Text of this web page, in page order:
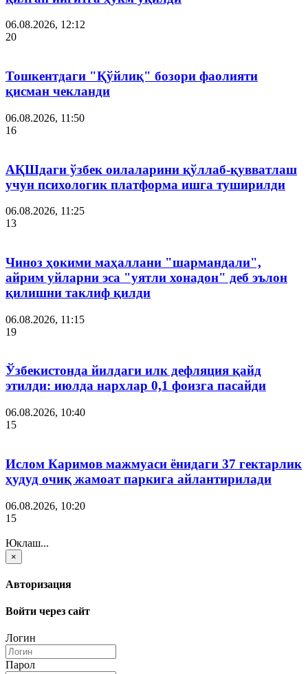
06.08.2026, 12:12
20
Тошкентдаги "Қўйлиқ" бозори фаолияти
қисман чекланди
06.08.2026, 11:50
16
АҚШдаги ўзбек оилаларини қўллаб-қувватлаш
учун психологик платформа ишга туширилди
06.08.2026, 11:25
13
Чиноз ҳокими маҳаллани "шармандали",
айрим уйларни эса "уятли хонадон" деб эълон
қилишни таклиф қилди
06.08.2026, 11:15
19
Ўзбекистонда йилдаги илк дефляция қайд
этилди: июлда нархлар 0,1 фоизга пасайди
06.08.2026, 10:40
15
Ислом Каримов мажмуаси ёнидаги 37 гектарлик
ҳудуд очиқ жамоат паркига айлантирилади
06.08.2026, 10:20
15
Юклаш...
×
Авторизация
Войти через сайт
Логин
Парол